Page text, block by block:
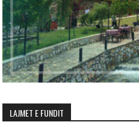
LAJMET E FUNDIT